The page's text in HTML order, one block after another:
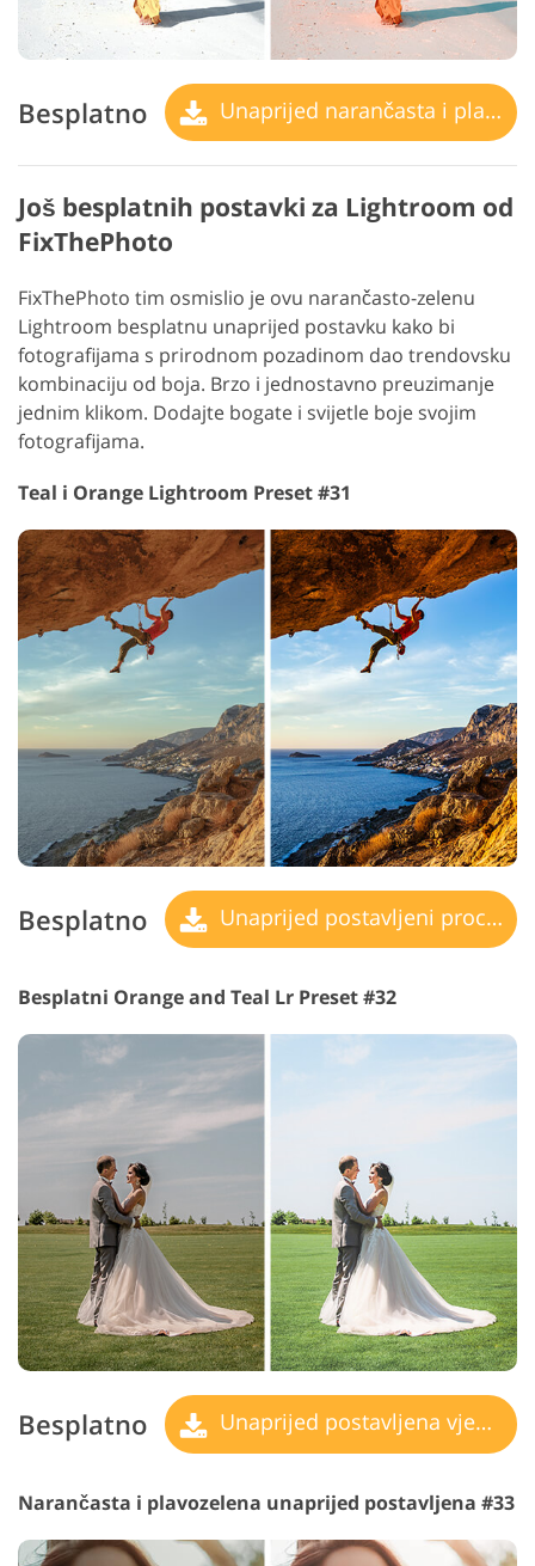
Besplatno Unaprijed narančasta i plavozelena
Još besplatnih postavki za Lightroom od
FixThePhoto
FixThePhoto tim osmislio je ovu narančasto-zelenu
Lightroom besplatnu unaprijed postavku kako bi
fotografijama s prirodnom pozadinom dao trendovsku
kombinaciju od boja. Brzo i jednostavno preuzimanje
jednim klikom. Dodajte bogate i svijetle boje svojim
fotografijama.
Teal i Orange Lightroom Preset #31
Besplatno Unaprijed postavljeni procesi
Besplatni Orange and Teal Lr Preset #32
Besplatno Unaprijed postavljena vjenčanja
Narančasta i plavozelena unaprijed postavljena #33